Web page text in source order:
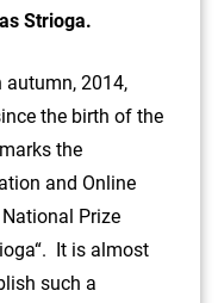
Strioga.
autumn, 2014,
the birth of the
the
and Online
Prize
It is almost
such a